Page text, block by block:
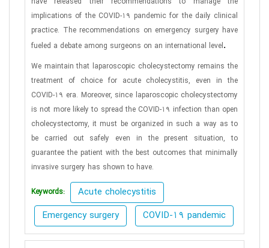
implications of the COVID-19 pandemic for the daily clinical
practice. The recommendations on emergency surgery have
fueled a debate among surgeons on an international level.
We maintain that laparoscopic cholecystectomy remains the
treatment of choice for acute cholecystitis, even in the
COVID-19 era. Moreover, since laparoscopic cholecystectomy
is not more likely to spread the COVID-19 infection than open
cholecystectomy, it must be organized in such a way as to
be carried out safely even in the present situation, to
guarantee the patient with the best outcomes that minimally
invasive surgery has shown to have.
Keywords:
Acute cholecystitis
Emergency surgery
COVID-19 pandemic